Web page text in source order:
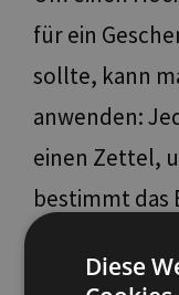
für ein
sollte, kann
anwenden:
einen Zettel,
bestimmt das
entstehen
denen, die
Diese